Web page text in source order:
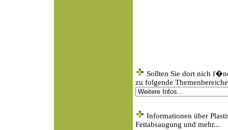
Sollten Sie dort nich
zu folgende
Informationen über
Fettabsaugung und mehr...